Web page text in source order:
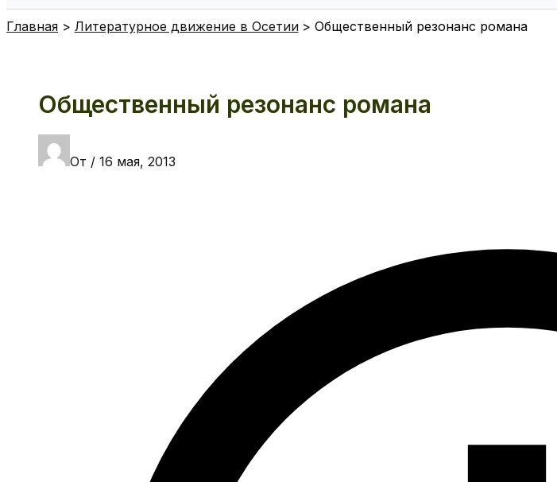
Главная Литературное движение в Осетии Общественный резонанс романа
Общественный резонанс романа
От / 16 мая, 2013